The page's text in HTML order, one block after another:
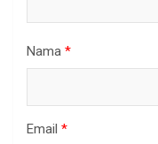
Nama *
Email *